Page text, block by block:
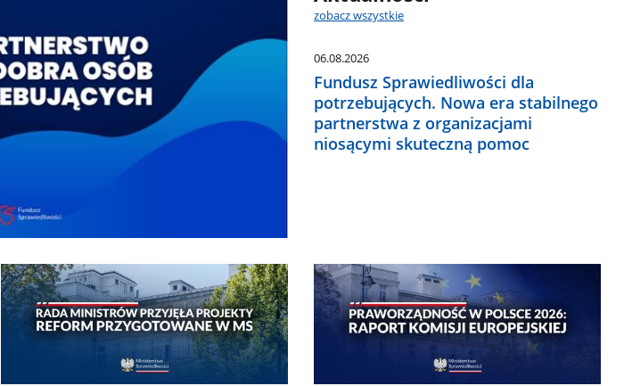
zobacz wszystkie
06.08.2026
Fundusz Sprawiedliwości dla
potrzebujących. Nowa era stabilnego
partnerstwa z organizacjami
niosącymi skuteczną pomoc